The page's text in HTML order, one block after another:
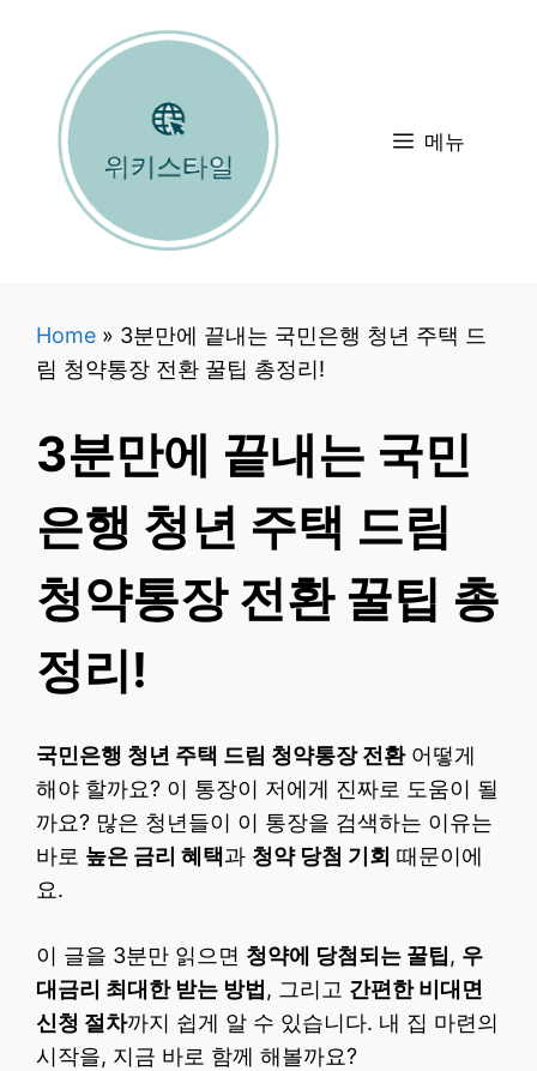
메뉴
Home » 3분만에 끝내는 국민은행 청년 주택 드
림 청약통장 전환 꿀팁 총정리!
3분만에 끝내는 국민
은행 청년 주택 드림
청약통장 전환 꿀팁 총
정리!
국민은행 청년 주택 드림 청약통장 전환어떻게
해야 할까요? 이 통장이 저에게 진짜로 도움이 될
까요? 많은 청년들이 이 통장을 검색하는 이유는
바로 높은 금리 혜택과 청약 당첨 기회 때문이에
요.
이 글을 3분만 읽으면 청약에 당첨되는 꿀팁, 우
대금리 최대한 받는 방법 , 그리고 간편한 비대면
신청 절차까지 쉽게 알 수 있습니다. 내 집 마련의
시작을, 지금 바로 함께 해볼까요?